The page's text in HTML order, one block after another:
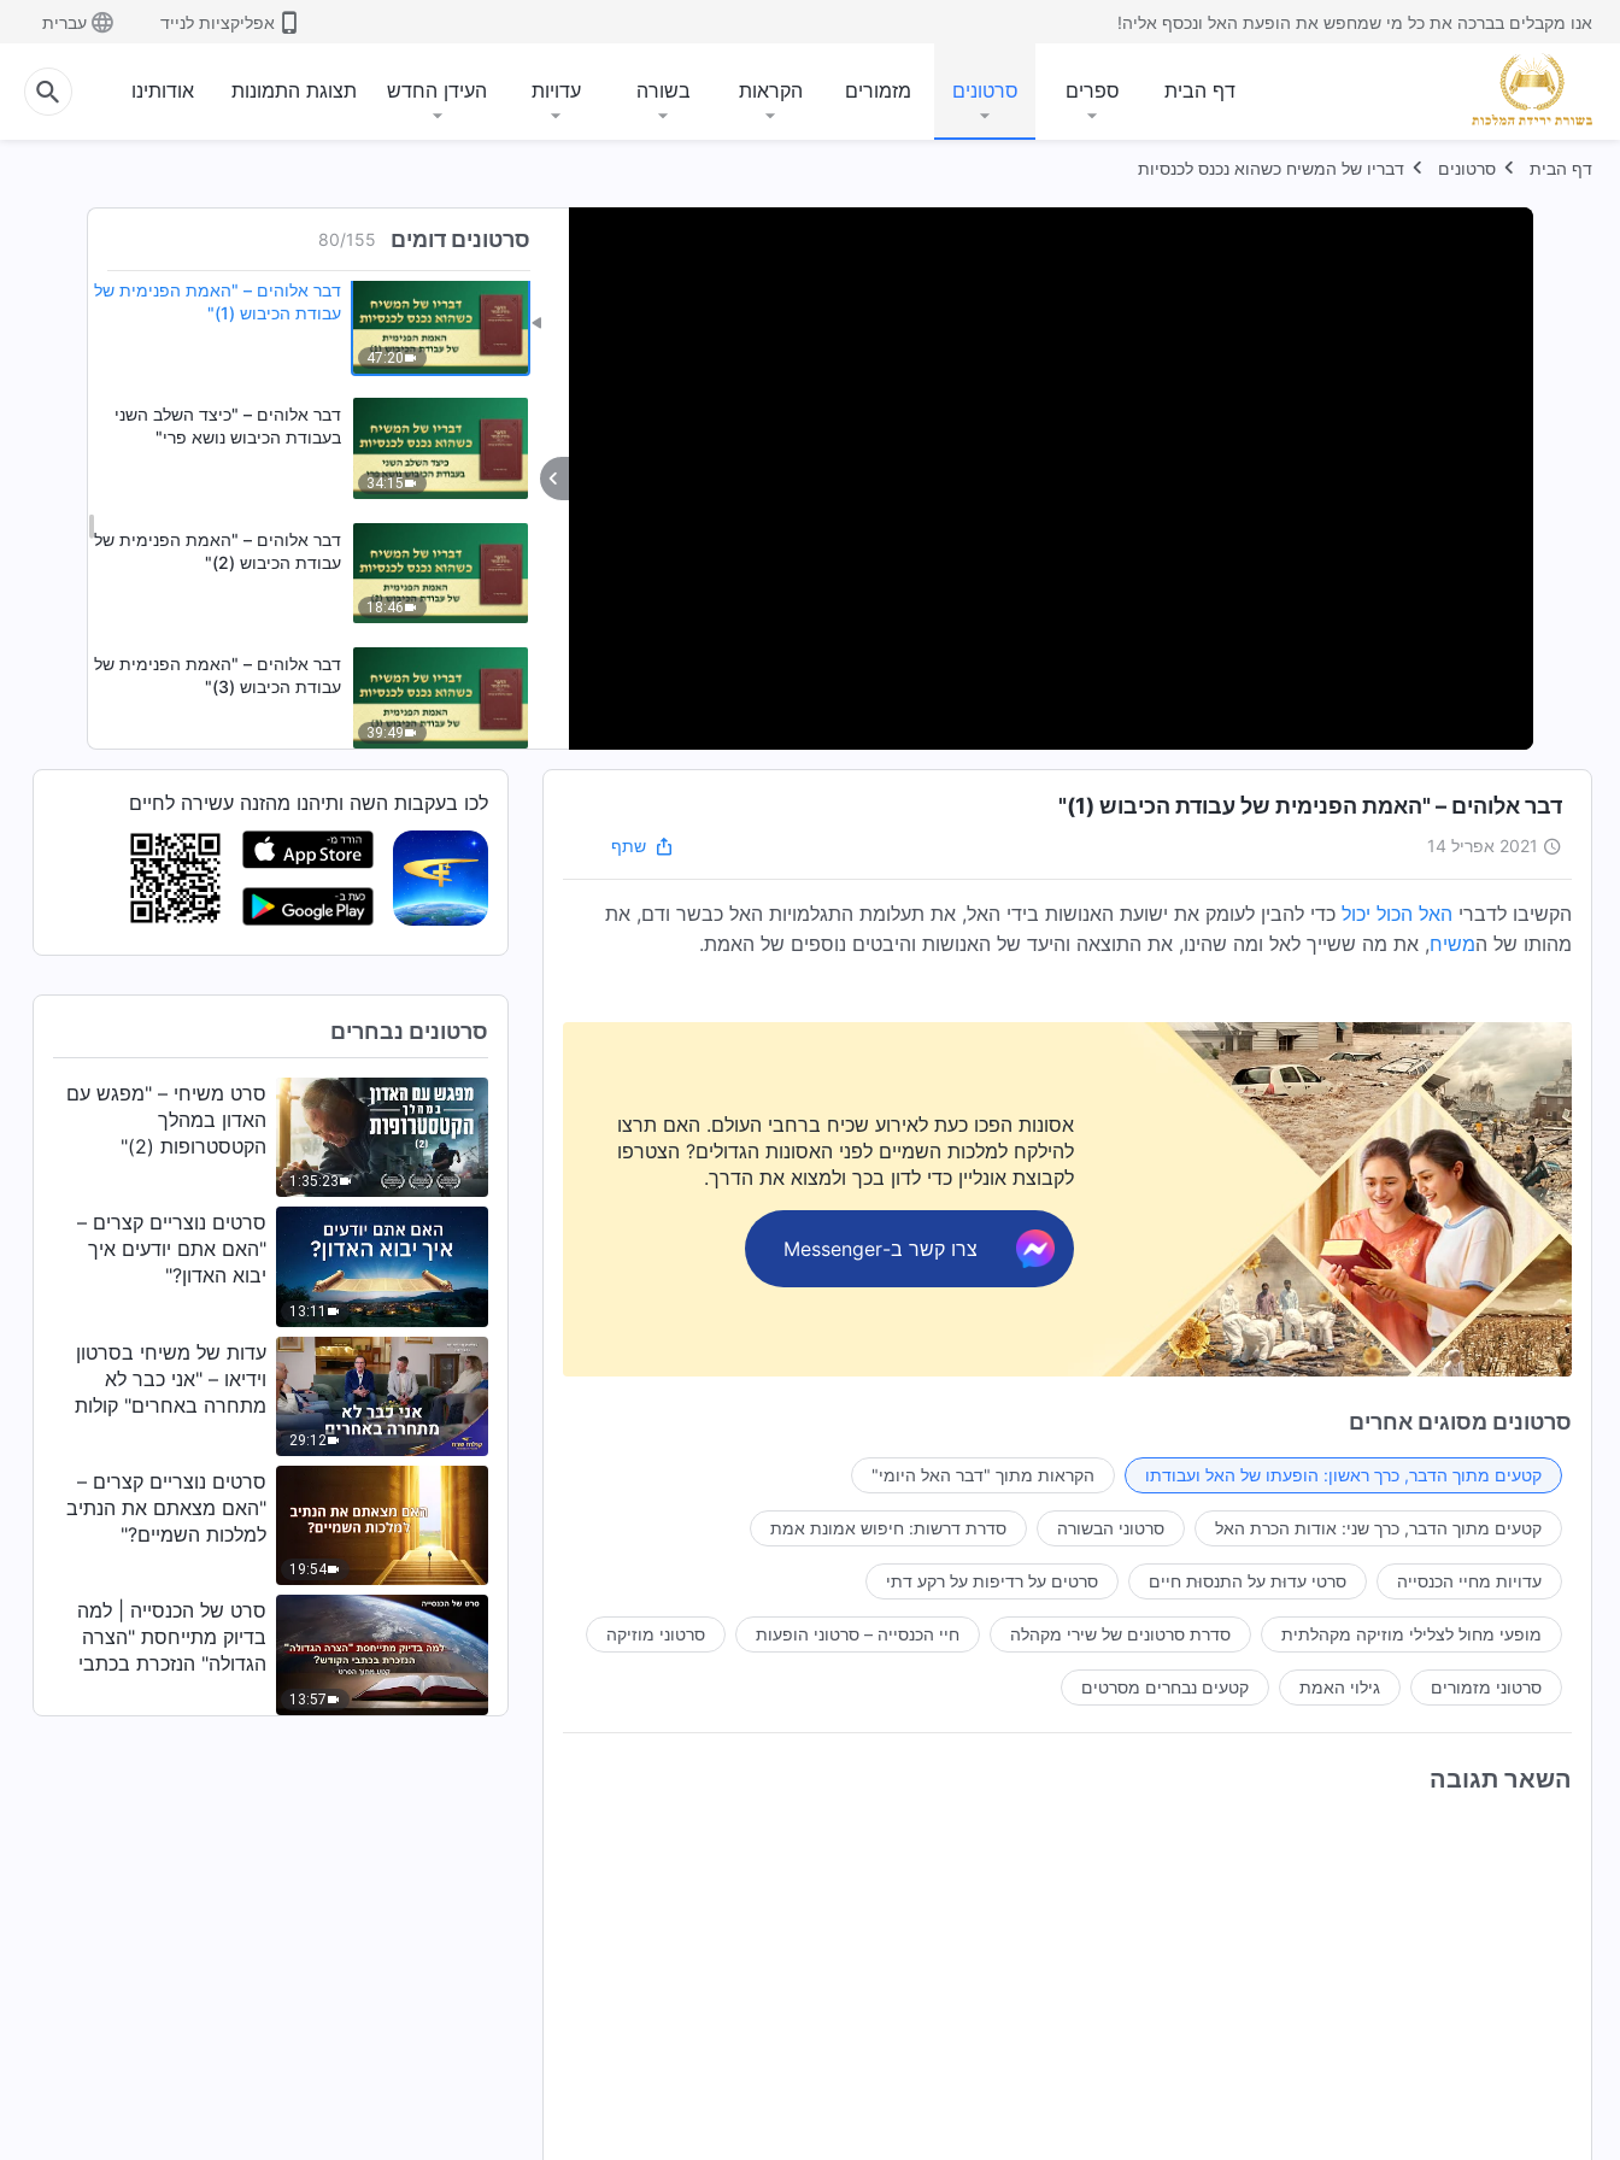
אנו מקבלים בברכה את כל מי שמחפש את הופעת האל ונכסף אליה! אפליקציות לנייד עברית
דף הבית ספרים סרטונים מזמורים הקראות בשורה עדויות העידן החדש תצוגת התמונות אודותינו
דף הבית סרטונים דבריו של המשיח כשהוא נכנס לכנסיות
סרטונים דומים 80/155
דבר אלוהים – "נוהג (3)"
24:05
47:20
דבר אלוהים – "האמת הפנימית של
עבודת הכיבוש (1)"
34:15
דבר אלוהים – "כיצד השלב השני
בעבודת הכיבוש נושא פרי"
18:46
דבר אלוהים – "האמת הפנימית של
עבודת הכיבוש (2)"
39:49
דבר אלוהים – "האמת הפנימית של
עבודת הכיבוש (3)"
עבודת הכיבוש (4)"
דבר אלוהים – "נוהג (6)"
23:48
דבר אלוהים – "שרתו כמו בני
ישראל"
35:43
דבר אלוהים – "חוויותיו של פטרוס:
הידע שלו על ייסורים ושיפוט" (חלק
1)
43:01
דבר אלוהים – "חוויותיו של פטרוס:
הידע שלו על ייסורים ושיפוט" (חלק
2)
20:04
דבר אלוהים – "עליכם להבין את
העבודה – אל תהיו חסידים
מבולבלים!"
41:49
דבר אלוהים – "כיצד עליכם לצעוד
בישורת האחרונה של הנתיב"
דבר אלוהים – "כיצד עליכם לגשת
למשימתכם העתידית"
דבר אלוהים – "האמת הפנימית של עבודת הכיבוש (1)"
2021 אפריל 14 שתף
הקשיבו לדברי האל הכול יכול כדי להבין לעומק את ישועת האנושות בידי האל, את תעלומת התגלמויות האל כבשר ודם, את
מהותו של המשיח, את מה ששייך לאל ומה שהינו, את התוצאה והיעד של האנושות והיבטים נוספים של האמת.
אסונות הפכו כעת לאירוע שכיח ברחבי העולם. האם תרצו
להילקח למלכות השמיים לפני האסונות הגדולים? הצטרפו
לקבוצת אונליין כדי לדון בכך ולמצוא את הדרך.
צרו קשר ב-Messenger
סרטונים מסוגים אחרים
קטעים מתוך הדבר, כרך ראשון: הופעתו של האל ועבודתו הקראות מתוך "דבר האל היומי"
קטעים מתוך הדבר, כרך שני: אודות הכרת האל סרטוני הבשורה סדרת דרשות: חיפוש אמונת אמת
עדויות מחיי הכנסייה סרטי עדוּת על התנסוּת חיים סרטים על רדיפות על רקע דתי
מופעי מחול לצלילי מוזיקה מקהלתית סדרת סרטונים של שירי מקהלה חיי הכנסייה – סרטוני הופעות סרטוני מוזיקה
סרטוני מזמורים גילוי האמת קטעים נבחרים מסרטים
השאר תגובה
לכו בעקבות השה ותיהנו מהזנה עשירה לחיים
סרטונים נבחרים
1:35:23
סרט משיחי – "מפגש עם
האדון במהלך
הקטסטרופות (2)"
13:11
סרטים נוצריים קצרים –
"האם אתם יודעים איך
יבוא האדון?"
29:12
עדות של משיחי בסרטון
וידיאו – "אני כבר לא
מתחרה באחרים" קולות
19:54
סרטים נוצריים קצרים –
"האם מצאתם את הנתיב
למלכות השמיים?"
13:57
סרט של הכנסייה | למה
בדיוק מתייחסת "הצרה
הגדולה" הנזכרת בכתבי
מסרט)